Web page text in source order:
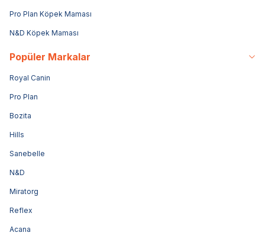
Pro Plan Köpek Maması
N&D Köpek Maması
Popüler Markalar
Royal Canin
Pro Plan
Bozita
Hills
Sanebelle
N&D
Miratorg
Reflex
Acana